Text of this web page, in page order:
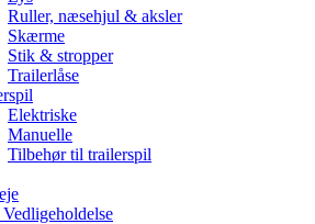
Ruller, næsehjul & aksler
Skærme
Stik & stropper
Trailerlåse
Elektriske
Manuelle
Tilbehør til trailerspil